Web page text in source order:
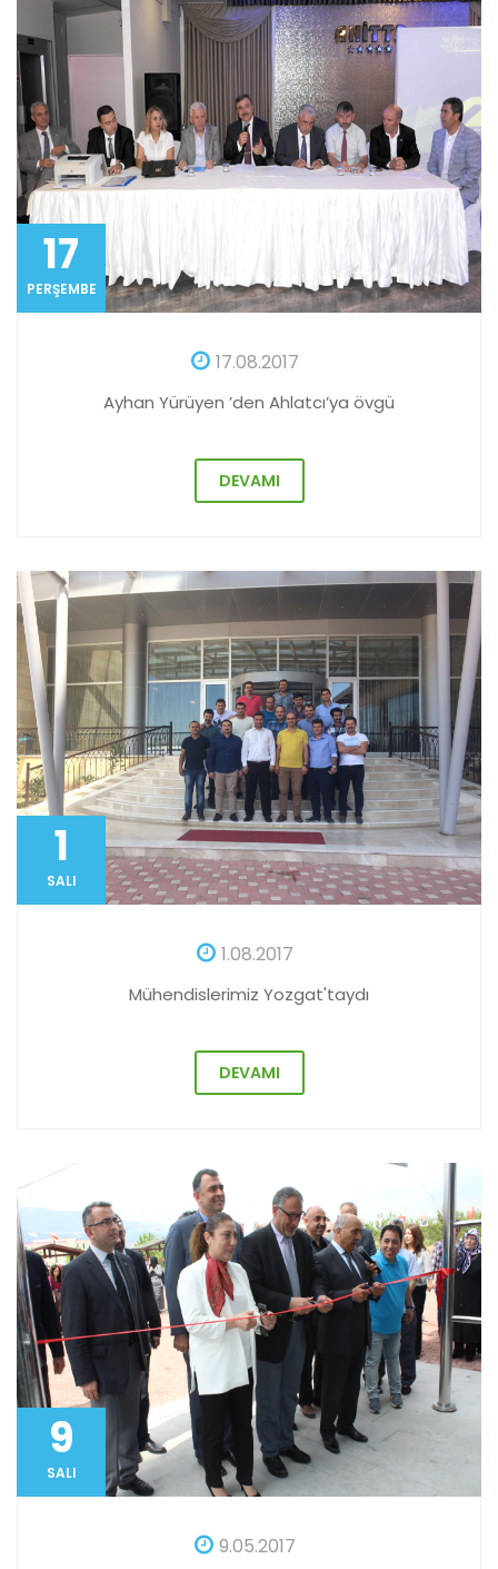
17
PERŞEMBE
17.08.2017
Ayhan Yürüyen ’den Ahlatcı’ya övgü
DEVAMI
1
SALI
1.08.2017
Mühendislerimiz Yozgat'taydı
DEVAMI
9
SALI
9.05.2017